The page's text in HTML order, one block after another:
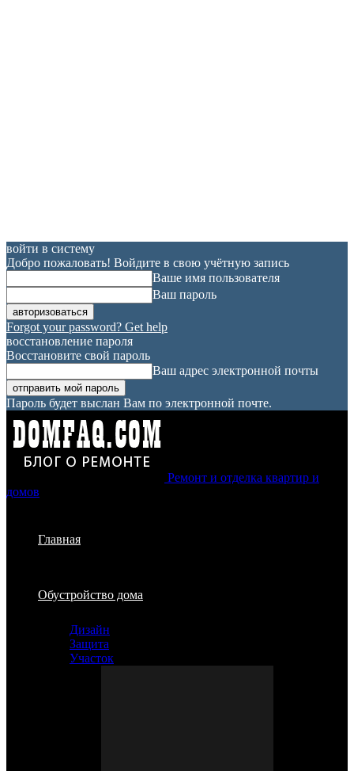
войти в систему
Добро пожаловать! Войдите в свою учётную запись
Ваше имя пользователя
Ваш пароль
Forgot your password? Get help
восстановление пароля
Восстановите свой пароль
Ваш адрес электронной почты
Пароль будет выслан Вам по электронной почте.
Ремонт и отделка квартир и
домов
Главная
Обустройство дома
Дизайн
Защита
Участок